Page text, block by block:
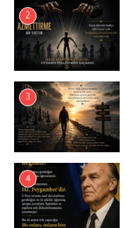
2
3
4